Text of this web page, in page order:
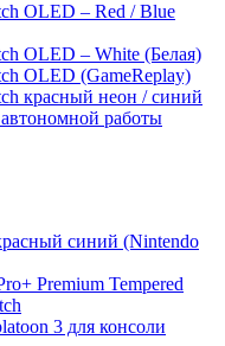
OLED – Red / Blue
OLED – White (Белая)
OLED (GameReplay)
красный неон / синий
работы
синий (Nintendo
Premium Tempered
3 для консоли